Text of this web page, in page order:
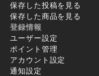
保存した投稿を見る
保存した商品を見る
登録情報
ユーザー設定
ポイント管理
アカウント設定
通知設定